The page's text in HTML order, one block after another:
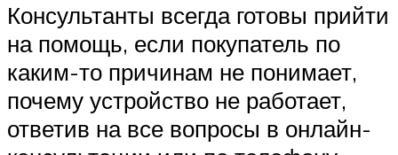
Консультанты всегда готовы прийти
на помощь, если покупатель по
каким-то причинам не понимает,
почему устройство не работает,
ответив на все вопросы в онлайн-